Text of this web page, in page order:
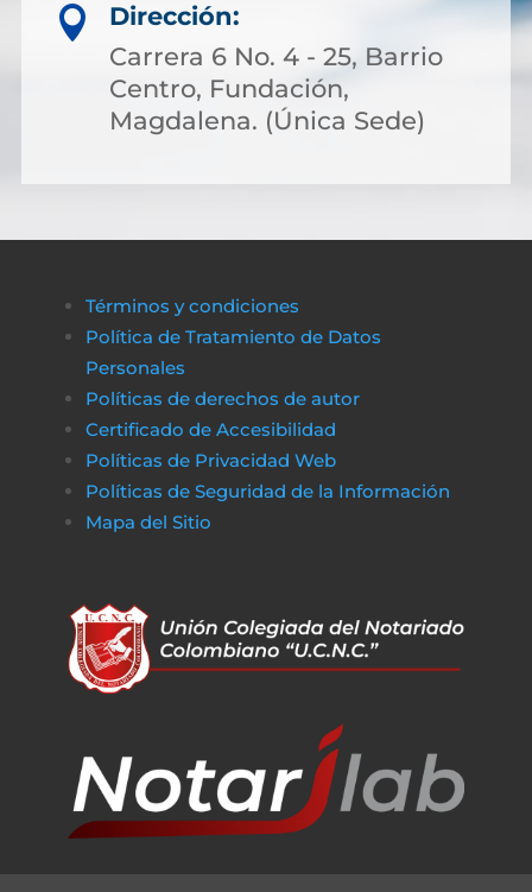

Dirección:
Carrera 6 No. 4 - 25, Barrio
Centro, Fundación,
Magdalena. (Única Sede)
Términos y condiciones
Política de Tratamiento de Datos
Personales
Políticas de derechos de autor
Certificado de Accesibilidad
Políticas de Privacidad Web
Políticas de Seguridad de la Información
Mapa del Sitio